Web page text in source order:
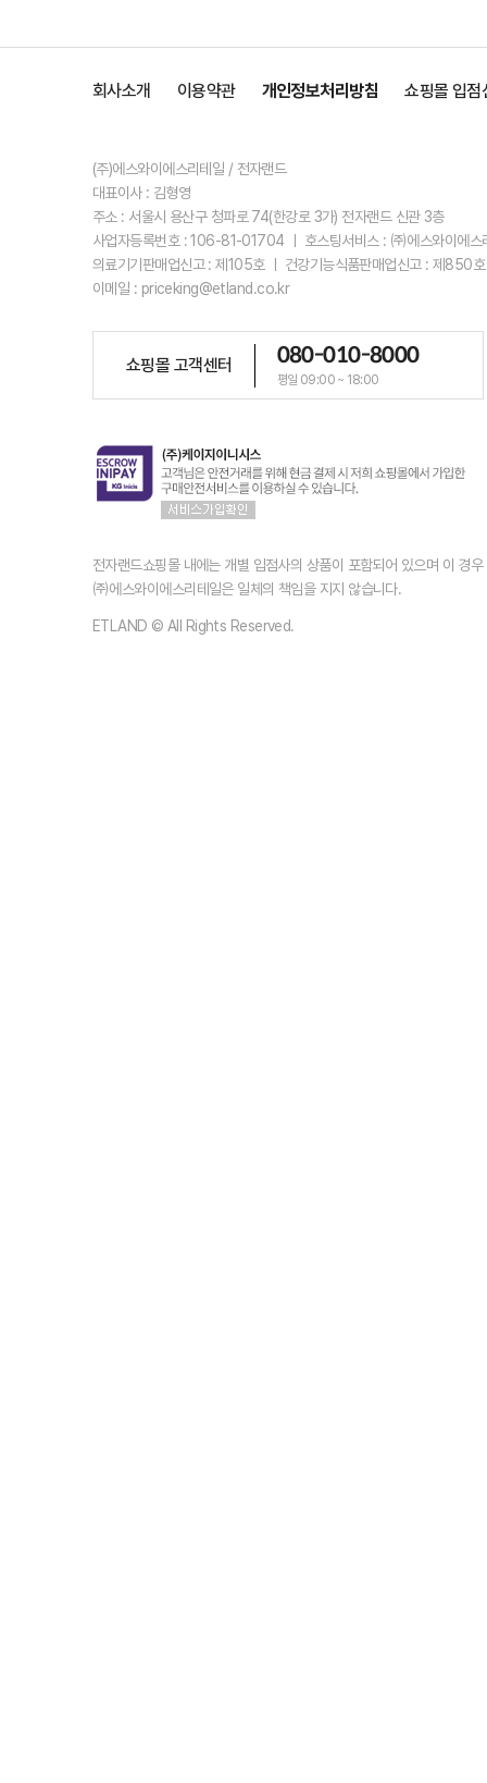
회사소개 이용약관 개인정보처리방침 쇼핑몰 입점
(주)에스와이에스리테일 / 전자랜드
대표이사 : 김형영
주소 : 서울시 용산구 청파로 74(한강로 3가) 전자랜드 신관 3층
사업자등록번호 : 106-81-01704 ㅣ 호스팅서비스 : ㈜에스와이에
의료기기판매업신고 : 제105호 ㅣ 건강기능식품판매업신고 : 제850
이메일 : priceking@etland.co.kr
쇼핑몰 고객센터 080-010-8000
평일 09:00 ~ 18:00
전자랜드쇼핑몰 내에는 개별 입점사의 상품이 포함되어 있으며 이 경
㈜에스와이에스리테일은 일체의 책임을 지지 않습니다.
ETLAND © All Rights Reserved.